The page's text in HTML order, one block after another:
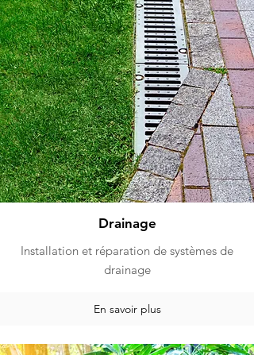
Drainage
Installation et réparation de systèmes de
drainage
En savoir plus